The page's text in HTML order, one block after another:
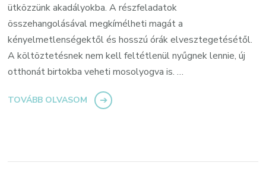
ütközzünk akadályokba. A részfeladatok
összehangolásával megkímélheti magát a
kényelmetlenségektől és hosszú órák elvesztegetésétől.
A költöztetésnek nem kell feltétlenül nyűgnek lennie, új
otthonát birtokba veheti mosolyogva is. …
TOVÁBB OLVASOM